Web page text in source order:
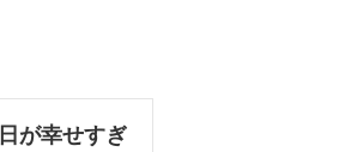
が幸せすぎ